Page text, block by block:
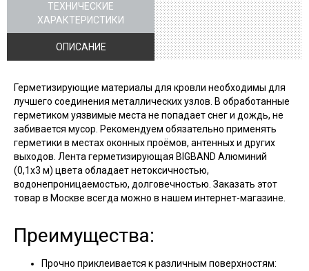
ТЕХНИЧЕСКИЕ
ХАРАКТЕРИСТИКИ
ОПИСАНИЕ
Герметизирующие материалы для кровли необходимы для
лучшего соединения металлических узлов. В обработанные
герметиком уязвимые места не попадает снег и дождь, не
забивается мусор. Рекомендуем обязательно применять
герметики в местах оконных проёмов, антенных и других
выходов. Лента герметизирующая BIGBAND Алюминий
(0,1х3 м) цвета обладает нетоксичностью,
водонепроницаемостью, долговечностью. Заказать этот
товар в Москве всегда можно в нашем интернет-магазине.
Преимущества:
Прочно приклеивается к различным поверхностям: